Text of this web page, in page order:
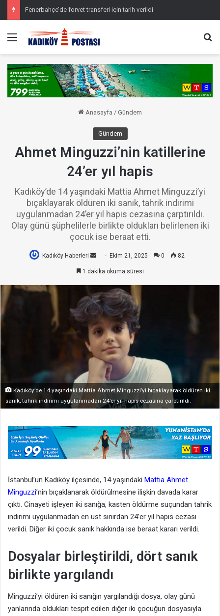
Fenerbahçe’de forvet transferi için tarih verildi
Menü
Anasayfa / Gündem
Gündem
Ahmet Minguzzi’nin katillerine
24’er yıl hapis
Kadıköy’de 14 yaşındaki Mattia Ahmet Minguzzi’yi
bıçaklayarak öldüren iki sanık, tahrik indirimi
uygulanmadan 24’er yıl hapis cezasına çarptırıldı.
Olay günü şüphelilerle birlikte oldukları belirlenen iki
çocuk ise beraat etti.
Kadıköy Haberleri
e-
göndermek
Ekim 21, 2025 0 82
1 dakika okuma süresi
Kadıköy’de 14 yaşındaki Mattia Ahmet Minguzzi’yi bıçaklayarak öldüren iki
sanık, tahrik indirimi uygulanmadan 24’er yıl hapis cezasına çarptırıldı.
İstanbul’un Kadıköy ilçesinde, 14 yaşındaki Mattia Ahmet
Minguzzi’nin bıçaklanarak öldürülmesine ilişkin davada karar
çıktı. Cinayeti işleyen iki sanığa, kasten öldürme suçundan tahrik
indirimi uygulanmadan en üst sınırdan 24’er yıl hapis cezası
verildi. Diğer iki çocuk sanık hakkında ise beraat kararı verildi.
Dosyalar birleştirildi, dört sanık
birlikte yargılandı
Minguzzi’yi öldüren iki sanığın yargılandığı dosya, olay günü
yanlarında oldukları tespit edilen diğer iki çocuğun dosyasıyla